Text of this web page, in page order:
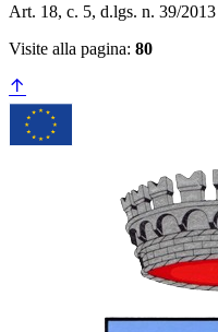
Art. 18, c. 5, d.lgs. n. 39/2013
Visite alla pagina: 80